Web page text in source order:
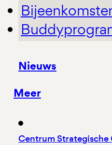
Nieuws
Meer
Centrum